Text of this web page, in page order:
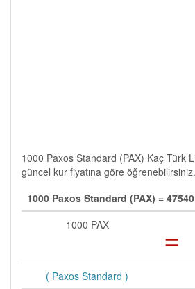
1000 Paxos Standard (PAX) Kaç Türk
güncel kur fiyatına göre öğrenebilirsiniz.
1000 Paxos Standard (PAX) =
1000 PAX
=
( Paxos Standard )